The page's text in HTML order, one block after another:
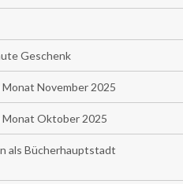
Geschenk
November 2025
Oktober 2025
als Bücherhauptstadt